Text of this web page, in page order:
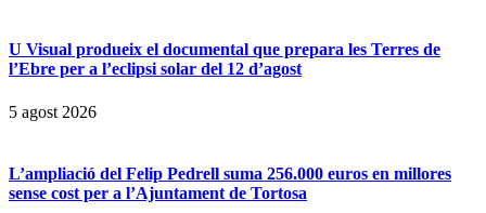
U Visual produeix el documental que prepara les Terres de
l’Ebre per a l’eclipsi solar del 12 d’agost
5 agost 2026
L’ampliació del Felip Pedrell suma 256.000 euros en millores
sense cost per a l’Ajuntament de Tortosa